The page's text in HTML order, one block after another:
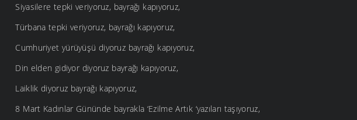
Siyasilere tepki veriyoruz, bayrağı kapıyoruz,
Türbana tepki veriyoruz, bayrağı kapıyoruz,
Cumhuriyet yürüyüşü diyoruz bayrağı kapıyoruz,
Din elden gidiyor diyoruz bayrağı kapıyoruz,
Laiklik diyoruz bayrağı kapıyoruz,
8 Mart Kadınlar Gününde bayrakla ‘Ezilme Artık ‘yazıları taşıyoruz,